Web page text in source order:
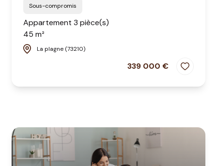
Sous-compromis
Appartement 3 pièce(s)
45 m²
La plagne (73210)
339 000 €